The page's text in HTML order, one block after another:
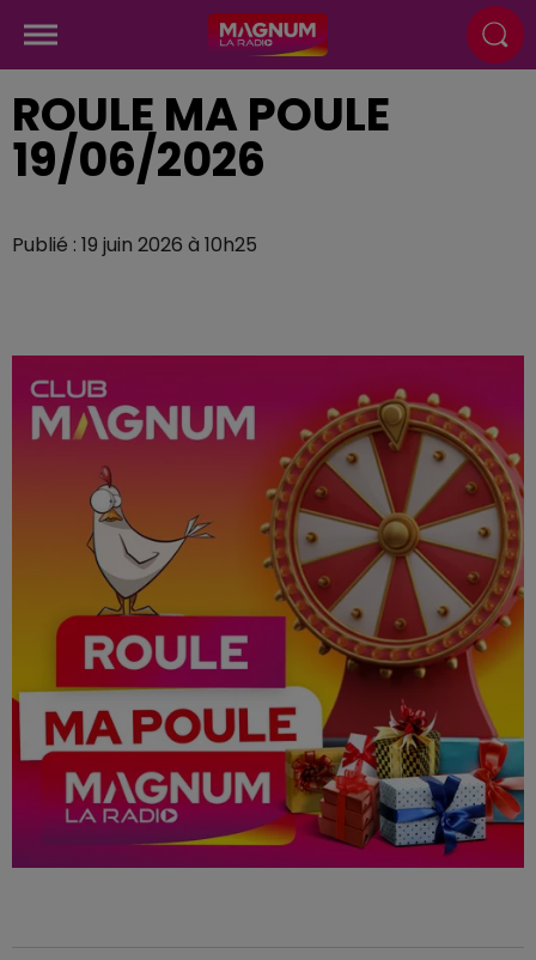
ROULE MA POULE
19/06/2026
Publié : 19 juin 2026 à 10h25